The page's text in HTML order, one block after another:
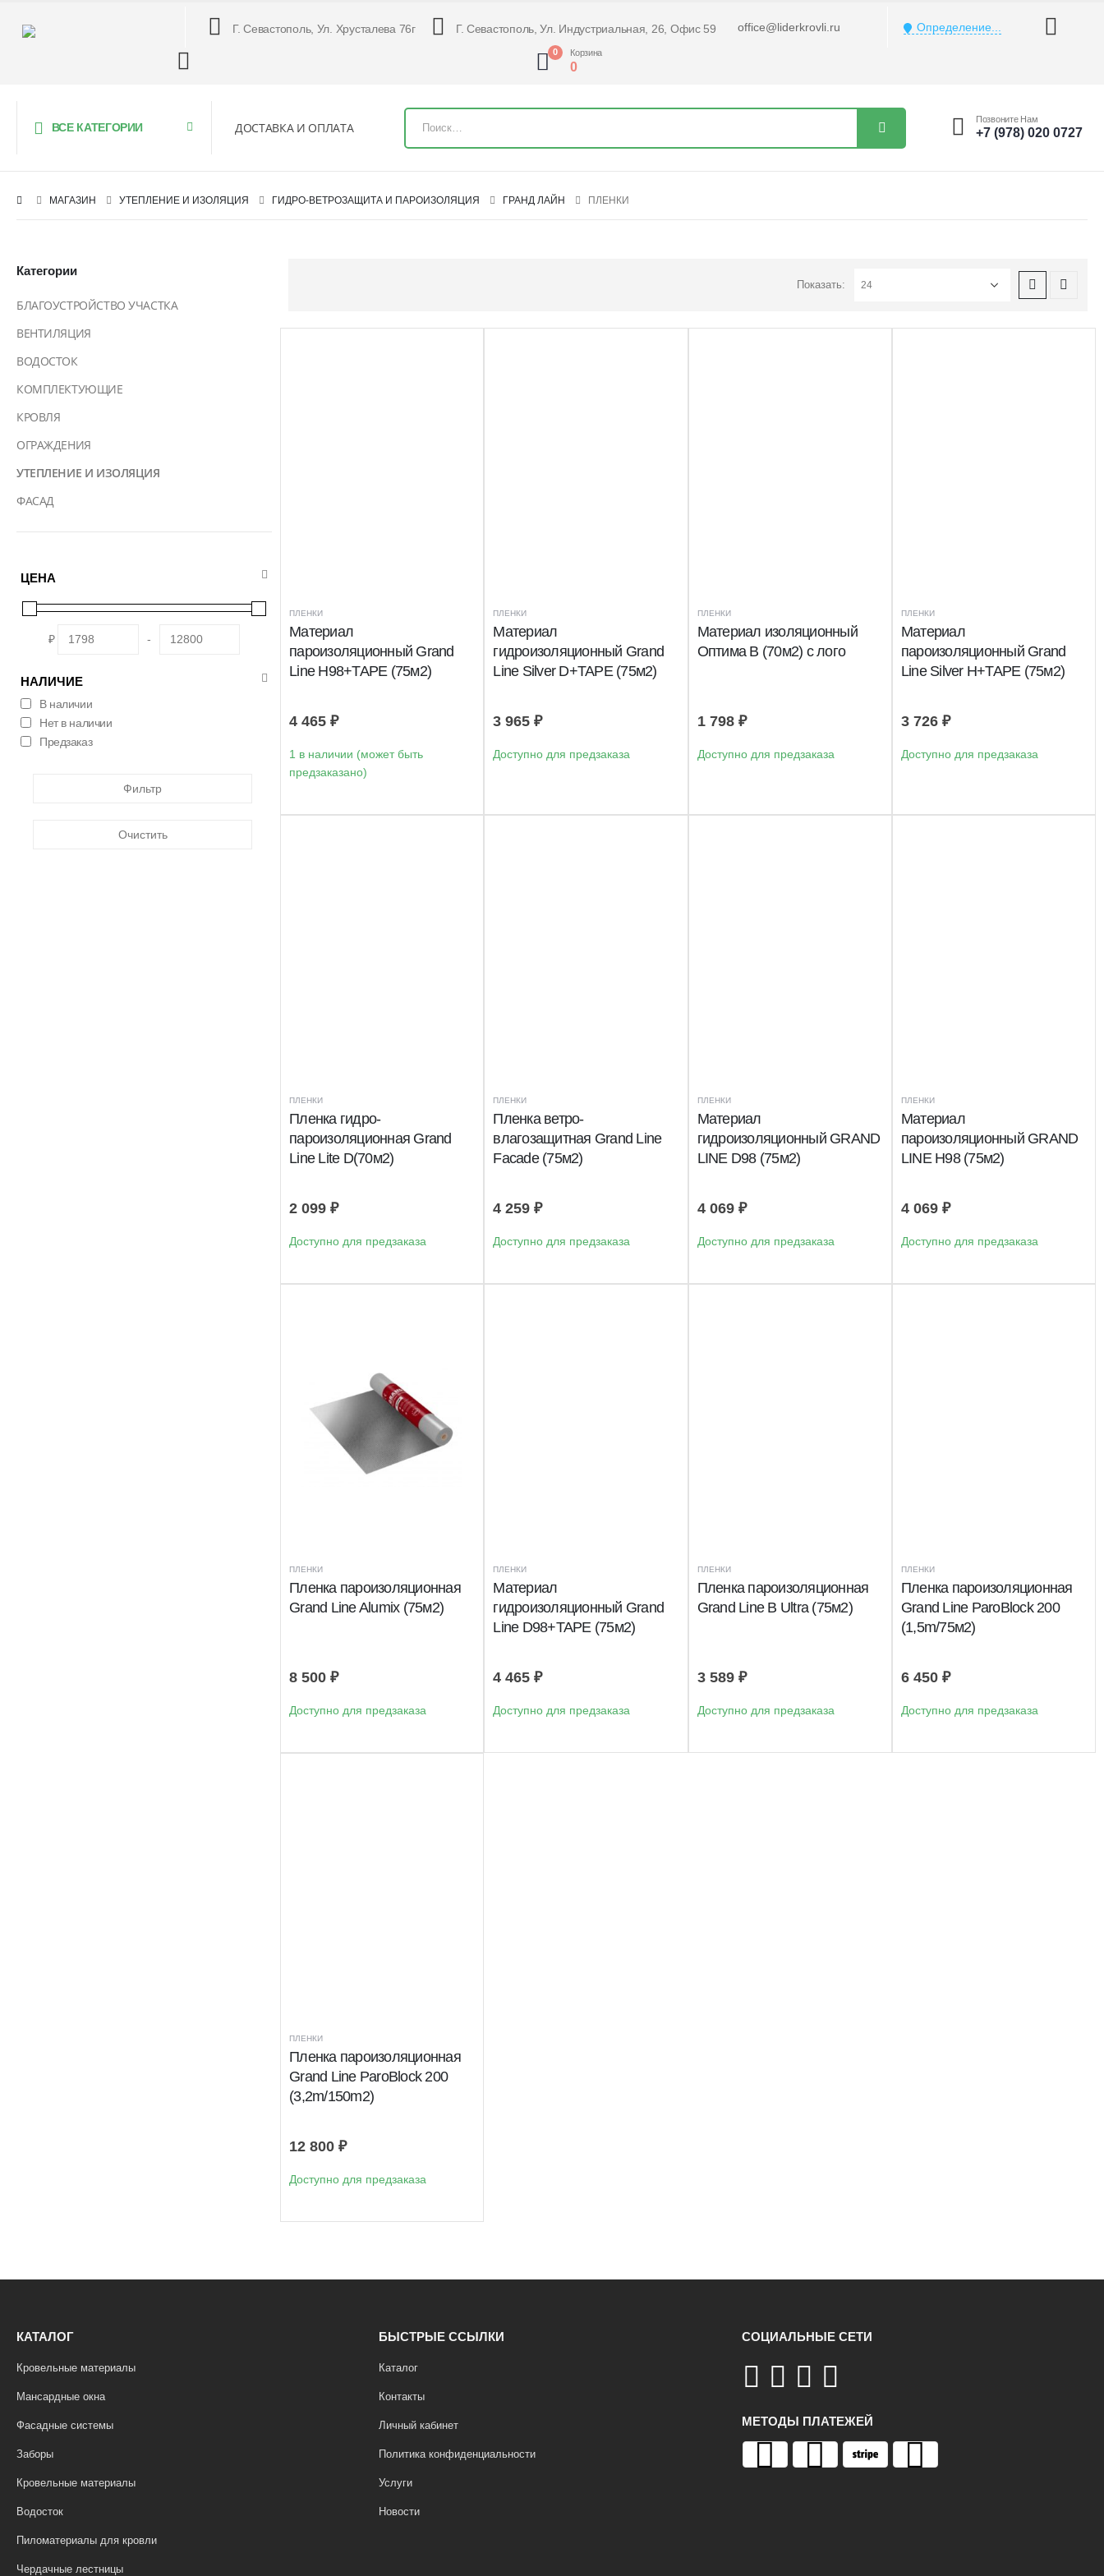
Г. Севастополь, Ул. Хрусталева 76г Г. Севастополь, Ул. Индустриальная, 26, Офис 59 office@liderkrovli.ru Определение...
0 Корзина
0
ВСЕ КАТЕГОРИИ ДОСТАВКА И ОПЛАТА
Позвоните Нам
+7 (978) 020 0727
МАГАЗИН УТЕПЛЕНИЕ И ИЗОЛЯЦИЯ ГИДРО-ВЕТРОЗАЩИТА И ПАРОИЗОЛЯЦИЯ ГРАНД ЛАЙН ПЛЕНКИ
Показать:
ПЛЕНКИ
Материал
пароизоляционный Grand
Line Н98+TAPE (75м2)
4 465 ₽
1 в наличии (может быть
предзаказано)
ПЛЕНКИ
Материал
гидроизоляционный Grand
Line Silver D+TAPE (75м2)
3 965₽
Доступно для предзаказа
ПЛЕНКИ
Материал изоляционный
Оптима В (70м2) с лого
1 798 ₽
Доступно для предзаказа
ПЛЕНКИ
Материал
пароизоляционный Grand
Line Silver Н+TAPE (75м2)
3 726 ₽
Доступно для предзаказа
ПЛЕНКИ
Пленка гидро-
пароизоляционная Grand
Line Lite D(70м2)
2 099 ₽
Доступно для предзаказа
ПЛЕНКИ
Пленка ветро-
влагозащитная Grand Line
Facade (75м2)
4 259₽
Доступно для предзаказа
ПЛЕНКИ
Материал
гидроизоляционный GRAND
LINE D98 (75м2)
4 069 ₽
Доступно для предзаказа
ПЛЕНКИ
Материал
пароизоляционный GRAND
LINE Н98 (75м2)
4 069 ₽
Доступно для предзаказа
ПЛЕНКИ
Пленка пароизоляционная
Grand Line Alumix (75м2)
8 500 ₽
Доступно для предзаказа
ПЛЕНКИ
Материал
гидроизоляционный Grand
Line D98+TAPE (75м2)
4 465₽
Доступно для предзаказа
ПЛЕНКИ
Пленка пароизоляционная
Grand Line B Ultra (75м2)
3 589 ₽
Доступно для предзаказа
ПЛЕНКИ
Пленка пароизоляционная
Grand Line ParoBlock 200
(1,5m/75м2)
6 450 ₽
Доступно для предзаказа
ПЛЕНКИ
Пленка пароизоляционная
Grand Line ParoBlock 200
(3,2m/150m2)
12 800 ₽
Доступно для предзаказа
Категории
БЛАГОУСТРОЙСТВО УЧАСТКА
ВЕНТИЛЯЦИЯ
ВОДОСТОК
КОМПЛЕКТУЮЩИЕ
КРОВЛЯ
ОГРАЖДЕНИЯ
УТЕПЛЕНИЕ И ИЗОЛЯЦИЯ
ФАСАД
ЦЕНА
₽ -
НАЛИЧИЕ
В наличии
Нет в наличии
Предзаказ
Фильтр
Очистить
КАТАЛОГ
Кровельные материалы
Мансардные окна
Фасадные системы
Заборы
Кровельные материалы
Водосток
Пиломатериалы для кровли
Чердачные лестницы
БЫСТРЫЕ ССЫЛКИ
Каталог
Контакты
Личный кабинет
Политика конфиденциальности
Услуги
Новости
СОЦИАЛЬНЫЕ СЕТИ
МЕТОДЫ ПЛАТЕЖЕЙ